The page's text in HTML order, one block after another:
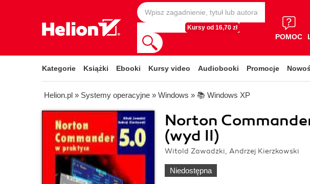
Kursy od 16,70 zł
POMOC
Kategorie Książki Ebooki Kursy video Audiobooki Promocje
Helion.pl » Systemy operacyjne » Windows » 📚 Windows XP
Norton
(wyd II)
Witold Zawadzki, Andrzej Kierzkowski
Niedostępna